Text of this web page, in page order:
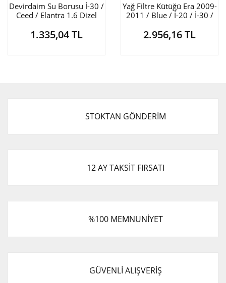
Devirdaim Su Borusu İ-30 /
Ceed / Elantra 1.6 Dizel
1.335,04 TL
Yağ Filtre Kütüğü Era 2009-
2011 / Blue / İ-20 / İ-30 /
Santafe / Tucson / Soul /
Elantra 2016-
2.956,16 TL
STOKTAN GÖNDERİM
12 AY TAKSİT FIRSATI
%100 MEMNUNİYET
GÜVENLİ ALIŞVERİŞ